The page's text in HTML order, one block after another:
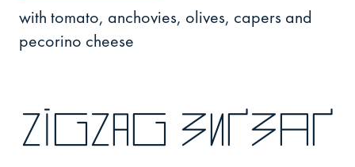
with tomato, anchovies, olives, capers and
pecorino cheese
zigzag зиґзаґ